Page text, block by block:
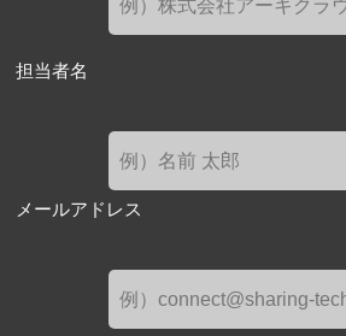
担当者名
メールアドレス